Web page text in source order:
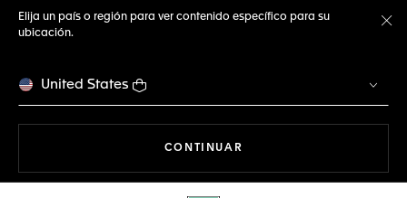
Elija un país o región para ver contenido específico para su
ubicación.
United States
CONTINUAR